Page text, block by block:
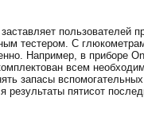
пользователей
тестером. С
Например, в приборе
всем
запасы
пятисот